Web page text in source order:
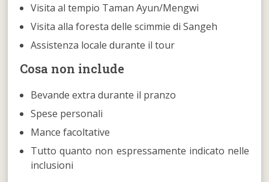
Visita al tempio Taman Ayun/Mengwi
Visita alla foresta delle scimmie di Sangeh
Assistenza locale durante il tour
Cosa non include
Bevande extra durante il pranzo
Spese personali
Mance facoltative
Tutto quanto non espressamente indicato nelle
inclusioni